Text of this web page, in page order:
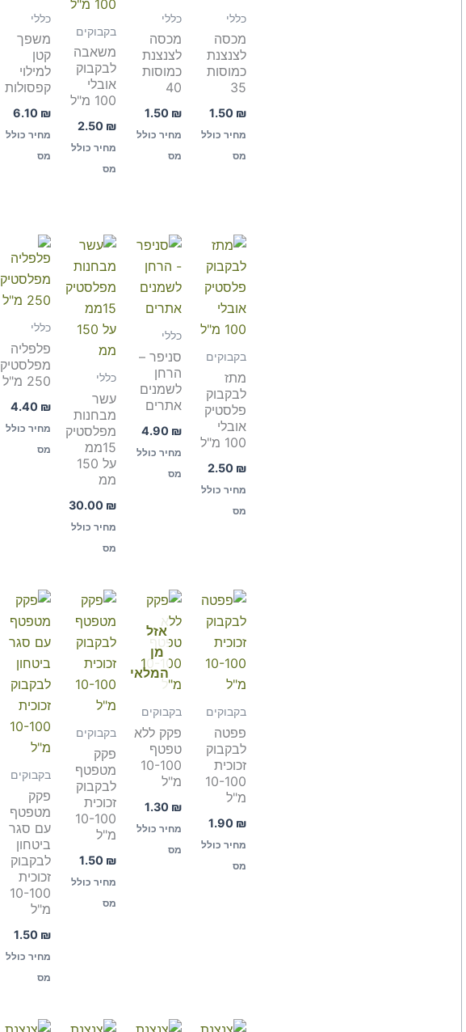
כללי
מכסה
לצנצנת
כמוסות
35
1.50 ₪
מחיר כולל
מס
כללי
מכסה
לצנצנת
כמוסות
40
1.50 ₪
מחיר כולל
מס
בקבוקים
משאבה
לבקבוק
אובלי
100 מ"ל
2.50 ₪
מחיר כולל
מס
כללי
משפך
קטן
למילוי
קפסולות
6.10 ₪
מחיר כולל
מס
בקבוקים
מתז
לבקבוק
פלסטיק
אובלי
100 מ"ל
2.50 ₪
מחיר כולל
מס
כללי
סניפר –
הרחן
לשמנים
אתרים
4.90 ₪
מחיר כולל
מס
כללי
עשר
מבחנות
מפלסטיק
15ממ
על 150
ממ
30.00 ₪
מחיר כולל
מס
כללי
פלפליה
מפלסטיק
250 מ"ל
4.40 ₪
מחיר כולל
מס
בקבוקים
פפטה
לבקבוק
זכוכית
10-100
מ"ל
1.90 ₪
מחיר כולל
מס
אזל
מן
המלאי
בקבוקים
פקק ללא
טפטף
10-100
מ"ל
1.30 ₪
מחיר כולל
מס
בקבוקים
פקק
מטפטף
לבקבוק
זכוכית
10-100
מ"ל
1.50 ₪
מחיר כולל
מס
בקבוקים
פקק
מטפטף
עם סגר
ביטחון
לבקבוק
זכוכית
10-100
מ"ל
1.50 ₪
מחיר כולל
מס